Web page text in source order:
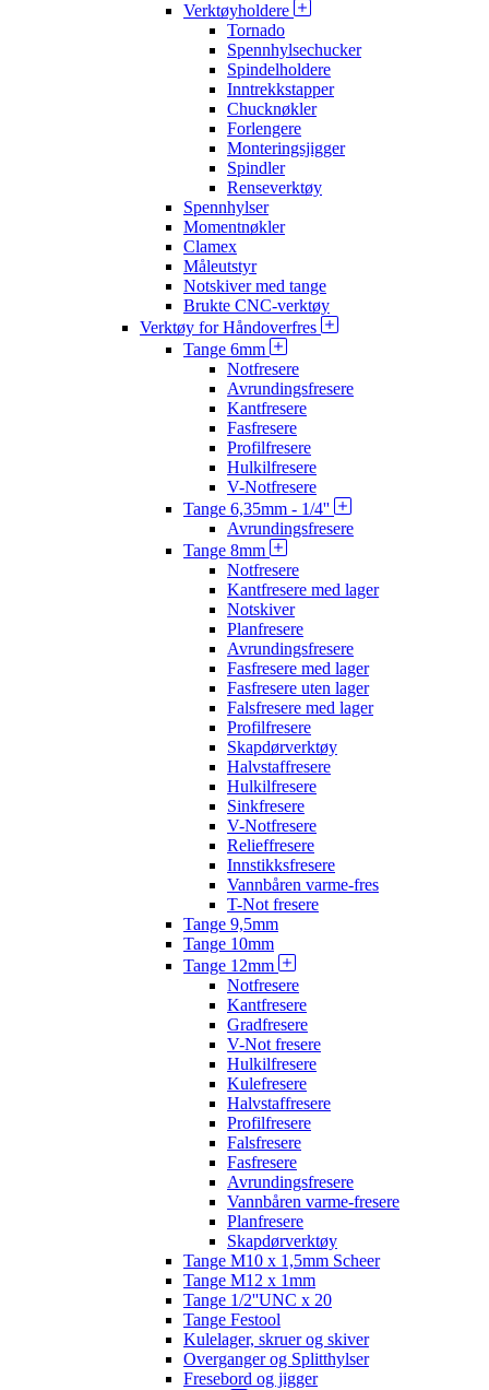
Verktøyholdere
Tornado
Spennhylsechucker
Spindelholdere
Inntrekkstapper
Chucknøkler
Forlengere
Monteringsjigger
Spindler
Renseverktøy
Spennhylser
Momentnøkler
Clamex
Måleutstyr
Notskiver med tange
Brukte CNC-verktøy
Verktøy for Håndoverfres
Tange 6mm
Notfresere
Avrundingsfresere
Kantfresere
Fasfresere
Profilfresere
Hulkilfresere
V-Notfresere
Tange 6,35mm - 1/4''
Avrundingsfresere
Tange 8mm
Notfresere
Kantfresere med lager
Notskiver
Planfresere
Avrundingsfresere
Fasfresere med lager
Fasfresere uten lager
Falsfresere med lager
Profilfresere
Skapdørverktøy
Halvstaffresere
Hulkilfresere
Sinkfresere
V-Notfresere
Relieffresere
Innstikksfresere
Vannbåren varme-fres
T-Not fresere
Tange 9,5mm
Tange 10mm
Tange 12mm
Notfresere
Kantfresere
Gradfresere
V-Not fresere
Hulkilfresere
Kulefresere
Halvstaffresere
Profilfresere
Falsfresere
Fasfresere
Avrundingsfresere
Vannbåren varme-fresere
Planfresere
Skapdørverktøy
Tange M10 x 1,5mm Scheer
Tange M12 x 1mm
Tange 1/2''UNC x 20
Tange Festool
Kulelager, skruer og skiver
Overganger og Splitthylser
Fresebord og jigger